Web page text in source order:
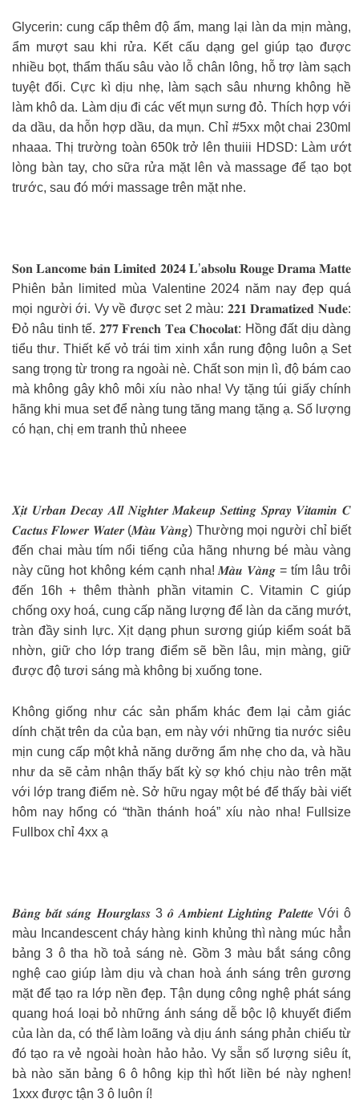
Glycerin: cung cấp thêm độ ẩm, mang lại làn da mịn màng,
ẩm mượt sau khi rửa. Kết cấu dạng gel giúp tạo được
nhiều bọt, thẩm thấu sâu vào lỗ chân lông, hỗ trợ làm sạch
tuyệt đối. Cực kì dịu nhẹ, làm sạch sâu nhưng không hề
làm khô da. Làm dịu đi các vết mụn sưng đỏ. Thích hợp với
da dầu, da hỗn hợp dầu, da mụn. Chỉ #5xx một chai 230ml
nhaaa. Thị trường toàn 650k trở lên thuiii HDSD: Làm ướt
lòng bàn tay, cho sữa rửa mặt lên và massage để tạo bọt
trước, sau đó mới massage trên mặt nhe.
𝐒𝐨𝐧 𝐋𝐚𝐧𝐜𝐨𝐦𝐞 𝐛𝐚̉𝐧 𝐋𝐢𝐦𝐢𝐭𝐞𝐝 𝟐𝟎𝟐𝟒 𝐋’𝐚𝐛𝐬𝐨𝐥𝐮 𝐑𝐨𝐮𝐠𝐞 𝐃𝐫𝐚𝐦𝐚 𝐌𝐚𝐭𝐭𝐞
Phiên bản limited mùa Valentine 2024 năm nay đẹp quá
mọi người ới. Vy về được set 2 màu: 𝟐𝟐𝟏 𝐃𝐫𝐚𝐦𝐚𝐭𝐢𝐳𝐞𝐝 𝐍𝐮𝐝𝐞:
Đỏ nâu tinh tế. 𝟐𝟕𝟕 𝐅𝐫𝐞𝐧𝐜𝐡 𝐓𝐞𝐚 𝐂𝐡𝐨𝐜𝐨𝐥𝐚𝐭: Hồng đất dịu dàng
tiểu thư. Thiết kế vỏ trái tim xinh xắn rung động luôn ạ Set
sang trọng từ trong ra ngoài nè. Chất son mịn lì, độ bám cao
mà không gây khô môi xíu nào nha! Vy tặng túi giấy chính
hãng khi mua set để nàng tung tăng mang tặng ạ. Số lượng
có hạn, chị em tranh thủ nheee
𝑿𝒊̣𝒕 𝑼𝒓𝒃𝒂𝒏 𝑫𝒆𝒄𝒂𝒚 𝑨𝒍𝒍 𝑵𝒊𝒈𝒉𝒕𝒆𝒓 𝑴𝒂𝒌𝒆𝒖𝒑 𝑺𝒆𝒕𝒕𝒊𝒏𝒈 𝑺𝒑𝒓𝒂𝒚 𝑽𝒊𝒕𝒂𝒎𝒊𝒏 𝑪
𝑪𝒂𝒄𝒕𝒖𝒔 𝑭𝒍𝒐𝒘𝒆𝒓 𝑾𝒂𝒕𝒆𝒓 (𝑴𝒂̀𝒖 𝑽𝒂̀𝒏𝒈) Thường mọi người chỉ biết
đến chai màu tím nổi tiếng của hãng nhưng bé màu vàng
này cũng hot không kém cạnh nha! 𝑴𝒂̀𝒖 𝑽𝒂̀𝒏𝒈 = tím lâu trôi
đến 16h + thêm thành phần vitamin C. Vitamin C giúp
chống oxy hoá, cung cấp năng lượng để làn da căng mướt,
tràn đầy sinh lực. Xịt dạng phun sương giúp kiểm soát bã
nhờn, giữ cho lớp trang điểm sẽ bền lâu, mịn màng, giữ
được độ tươi sáng mà không bị xuống tone.
Không giống như các sản phẩm khác đem lại cảm giác
dính chặt trên da của bạn, em này với những tia nước siêu
mịn cung cấp một khả năng dưỡng ẩm nhẹ cho da, và hầu
như da sẽ cảm nhận thấy bất kỳ sợ khó chịu nào trên mặt
với lớp trang điểm nè. Sở hữu ngay một bé để thấy bài viết
hôm nay hổng có “thần thánh hoá” xíu nào nha! Fullsize
Fullbox chỉ 4xx ạ
𝑩𝒂̉𝒏𝒈 𝒃𝒂̆́𝒕 𝒔𝒂́𝒏𝒈 𝑯𝒐𝒖𝒓𝒈𝒍𝒂𝒔𝒔 3 𝒐̂ 𝑨𝒎𝒃𝒊𝒆𝒏𝒕 𝑳𝒊𝒈𝒉𝒕𝒊𝒏𝒈 𝑷𝒂𝒍𝒆𝒕𝒕𝒆 Với ô
màu Incandescent cháy hàng kinh khủng thì nàng múc hẳn
bảng 3 ô tha hồ toả sáng nè. Gồm 3 màu bắt sáng công
nghệ cao giúp làm dịu và chan hoà ánh sáng trên gương
mặt để tạo ra lớp nền đẹp. Tận dụng công nghệ phát sáng
quang hoá loại bỏ những ánh sáng dễ bộc lộ khuyết điểm
của làn da, có thể làm loãng và dịu ánh sáng phản chiếu từ
đó tạo ra vẻ ngoài hoàn hảo hảo. Vy sẵn số lượng siêu ít,
bà nào săn bảng 6 ô hông kịp thì hốt liền bé này nghen!
1xxx được tận 3 ô luôn í!